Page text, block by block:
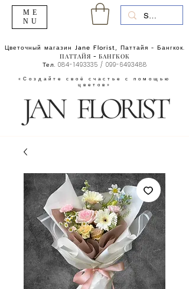
«Создайте своё счастье с помощью
цветов»
Цветочный магазин Jane Florist, Паттайя - Бангкок.
ПАТТАЙЯ - БАНГКОК
Тел. 084-1493335 / 099-6493488
ME
NU